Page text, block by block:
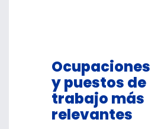
Ocupaciones
y puestos de
trabajo más
relevantes